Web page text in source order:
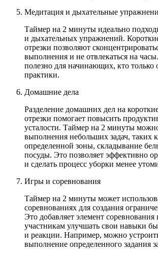
Медитация и дыхательные
Таймер на 2 минуты идеально
и дыхательных упражнений.
отрезки позволяют
выполнения и не отвлекаться на
полезно для начинающих, кто только
практики.
Домашние дела
Разделение домашних дел на
отрезки помогает повысить
усталости. Таймер на 2 минуты
выполнения небольших задач, таких
определенной зоны, складывание
посуды. Это позволяет эффективно
и сделать процесс уборки менее
Игры и соревнования
Таймер на 2 минуты может
соревнованиях для создания
Это добавляет элемент соревнования
участникам улучшать свои навыки
и реакции. Например, можно
выполнение определенного задания